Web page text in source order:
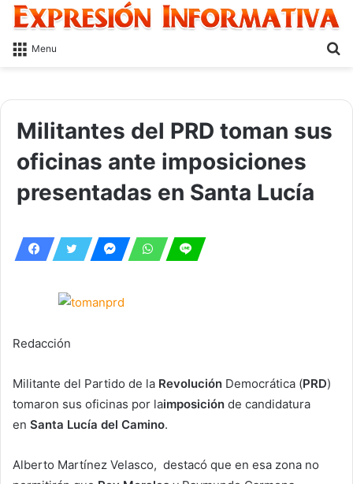
Menu
Militantes del PRD toman sus
oficinas ante imposiciones
presentadas en Santa Lucía
Redacción
Militante del Partido de la Revolución Democrática (PRD)
tomaron sus oficinas por laimposición de candidatura
en Santa Lucía del Camino.
Alberto Martínez Velasco, destacó que en esa zona no